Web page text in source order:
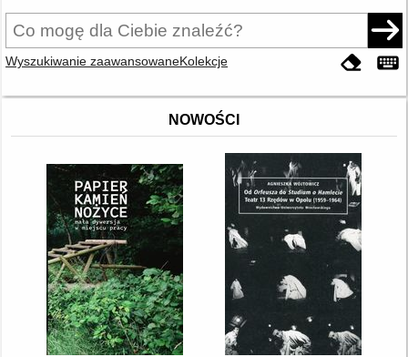
Wyszukiwanie zaawansowaneKolekcje
NOWOŚCI